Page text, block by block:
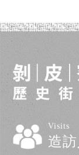
Visits
造